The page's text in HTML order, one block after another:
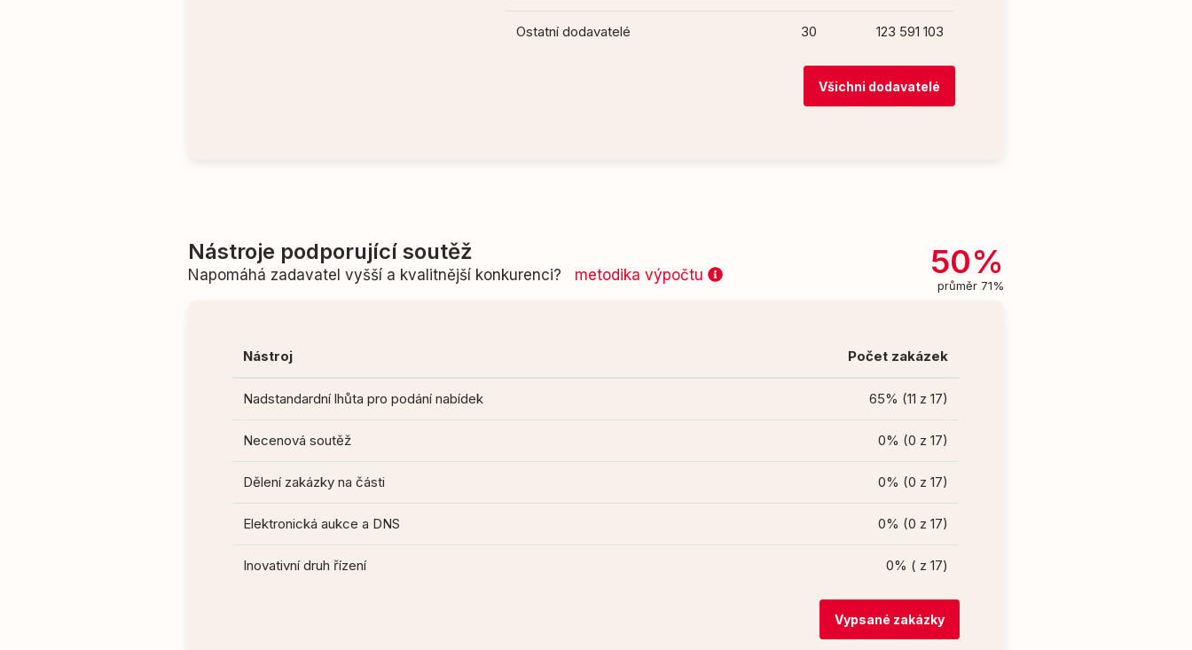
Ostatní dodavatelé 30 123 591 103
Všichni dodavatelé
Nástroje podporující soutěž
Napomáhá zadavatel vyšší a kvalitnější konkurenci? metodika výpočtu 50%
průměr 71%
Nástroj Počet zakázek
Nadstandardní lhůta pro podání nabídek 65% (11 z 17)
Necenová soutěž 0% (0 z 17)
Dělení zakázky na části 0% (0 z 17)
Elektronická aukce a DNS 0% (0 z 17)
Inovativní druh řízení 0% ( z 17)
Vypsané zakázky